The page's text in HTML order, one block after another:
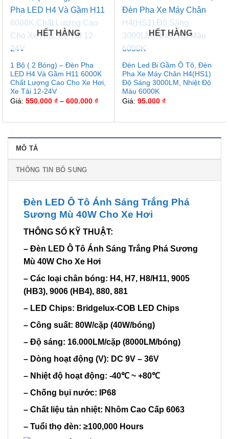
HẾT HÀNG
1 Bộ ( 2 Bóng) – Đèn Pha
LED H4 Và Gầm H11 6000K
Chất Lượng Cao Cho Xe Hơi,
Xe Tải 12-24V
Giá: 550.000 ₫ – 600.000 ₫Khoảng
550.000 ₫
HẾT HÀNG
Đèn Led Bi Gầm Ô Tô, Đèn
Pha Xe Máy Chân H4(HS1)
Độ Sáng 3000LM, Nhiệt Độ
Màu 6000K
Giá: 95.000 ₫
MÔ TẢ
THÔNG TIN BỔ SUNG
Đèn LED Ô Tô Ánh Sáng Trắng Phá
Sương Mù 40W Cho Xe Hơi
THÔNG SỐ KỸ THUẬT:
– Đèn LED Ô Tô Ánh Sáng Trắng Phá Sương
Mù 40W Cho Xe Hơi
– Các loại chân bóng: H4, H7, H8/H11, 9005
(HB3), 9006 (HB4), 880, 881
– LED Chips: Bridgelux-COB LED Chips
– Công suất: 80W/cặp (40W/bóng)
– Độ sáng: 16.000LM/cặp (8000LM/bóng)
– Dòng hoạt động (V): DC 9V – 36V
– Nhiệt độ hoạt động: -40℃ ~ +80℃
– Chống bụi nước: IP68
– Chất liệu tản nhiệt: Nhôm Cao Cấp 6063
– Tuổi thọ đèn: ≥100,000 Hours